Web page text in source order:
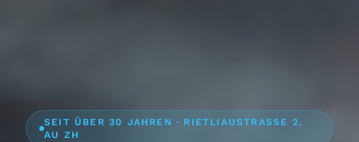
SEIT ÜBER 30 JAHREN · RIETLIAUSTRASSE 2,
AU ZH